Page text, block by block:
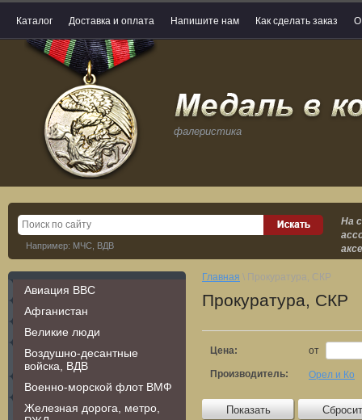
Каталог Доставка и оплата Напишите нам Как сделать заказ О
фалеристика
Например: МЧС, ВДВ
На
Авиация ВВС
Афганистан
Великие люди
Воздушно-десантные
войска, ВДВ
Военно-морской флот ВМФ
Железная дорога, метро,
Главная \ Прокуратура, СКР
Прокуратура, СКР
Цена: от
Производитель: Орел и Ко
Показать